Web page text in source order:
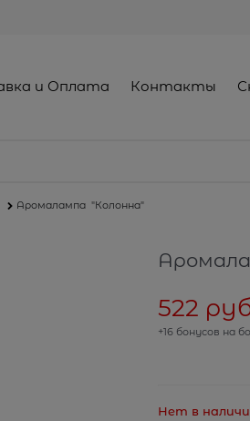
и Оплата Контакты
Аромалампа "Колонна"
522
+16 бонусов на
Нет в